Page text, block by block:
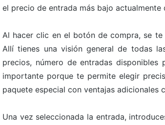
el precio de entrada más bajo actualmente
Al hacer clic en el botón de compra, se
Allí tienes una visión general de todas
precios, número de entradas
importante porque te permite elegir
paquete especial con ventajas adicionales
Una vez seleccionada la entrada,